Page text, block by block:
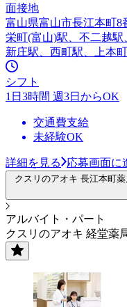
面接地
富山県富山市長江本町8
栄町(富山)駅、不二越
新庄駅、西町駅、上本
シフト
1日3時間 週3日からOK
交通費支給
未経験OK
詳細を見る 応募画面に
クスリのアオキ 長江本町
アルバイト・パート
クスリのアオキ 経堂薬